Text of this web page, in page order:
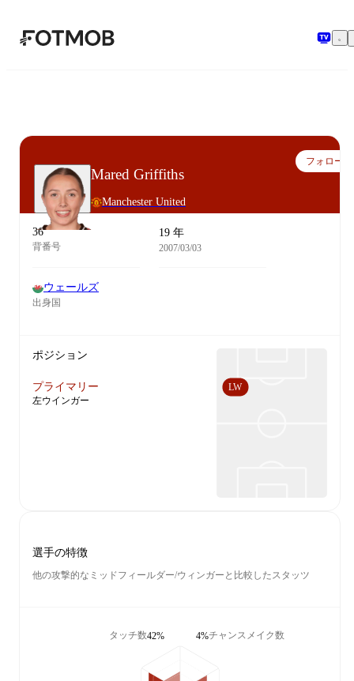
メインコンテンツへスキップ
Mared Griffiths
Manchester United
フォロー
36
背番号
19 年
2007/03/03
ウェールズ
出身国
ポジション
プライマリー
左ウインガー
LW
選手の特徴
他の攻撃的なミッドフィールダー/ウィンガーと比較したスタッツ
タッチ数42% チャンスメイク数
4%